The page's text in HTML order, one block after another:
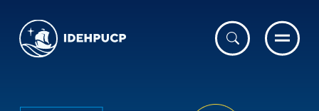
IDEHPUCP